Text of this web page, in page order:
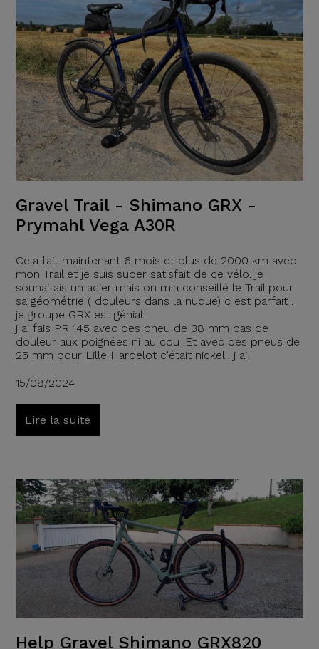
Gravel Trail - Shimano GRX -
Prymahl Vega A30R
Cela fait maintenant 6 mois et plus de 2000 km avec
mon Trail et je suis super satisfait de ce vélo. je
souhaitais un acier mais on m'a conseillé le Trail pour
sa géométrie ( douleurs dans la nuque) c est parfait .
je groupe GRX est génial !
j ai fais PR 145 avec des pneu de 38 mm pas de
douleur aux poignées ni au cou .Et avec des pneus de
25 mm pour Lille Hardelot c'était nickel . j ai
15/08/2024
Lire la suite
Help Gravel Shimano GRX820